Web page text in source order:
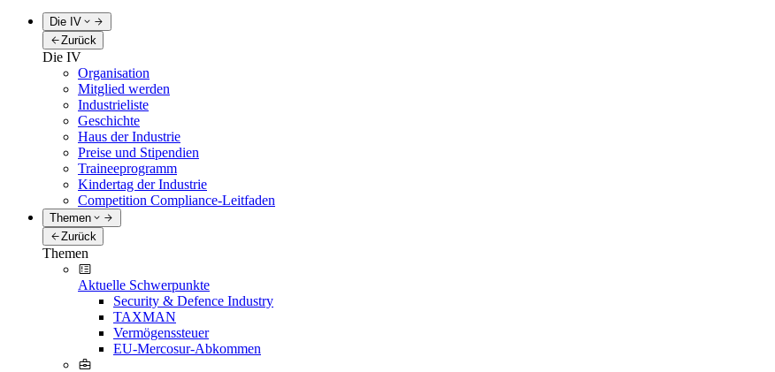
Die IV
Zurück
Die IV
Organisation
Mitglied werden
Industrieliste
Geschichte
Haus der Industrie
Preise und Stipendien
Traineeprogramm
Kindertag der Industrie
Competition Compliance-Leitfaden
Themen
Zurück
Themen
Aktuelle Schwerpunkte
Security & Defence Industry
TAXMAN
Vermögenssteuer
EU-Mercosur-Abkommen